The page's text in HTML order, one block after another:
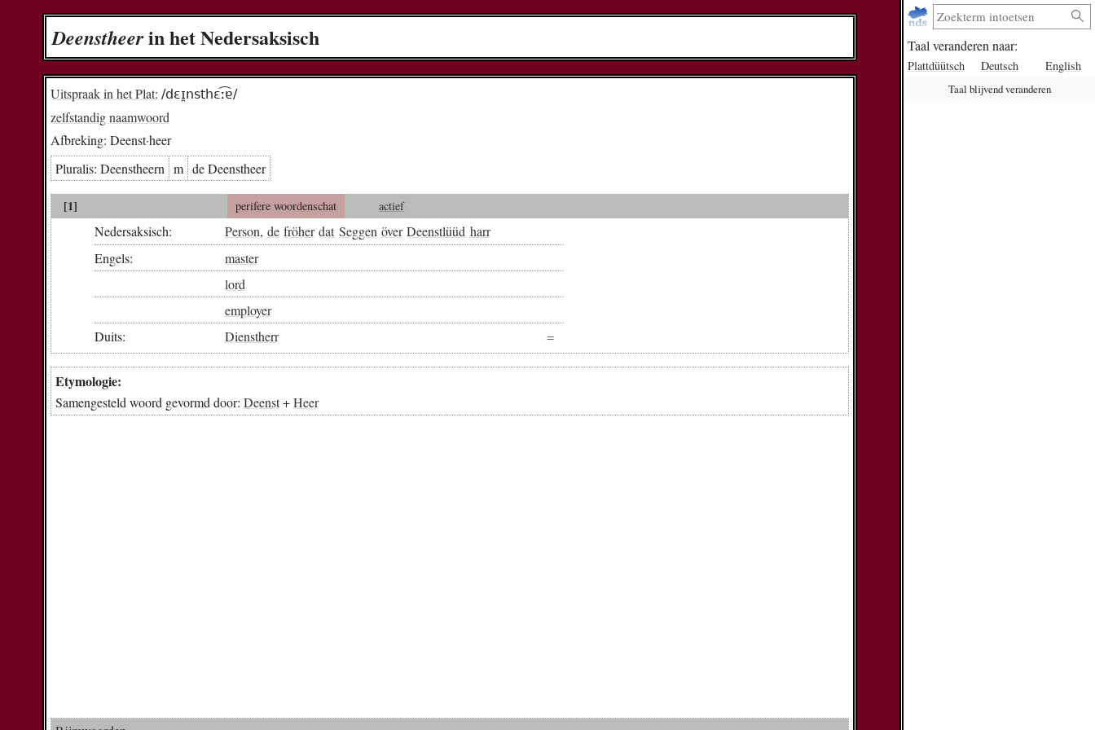
Taal veranderen naar:
Plattdüütsch Deutsch English
Taal blijvend veranderen
Deenst­heerin het Nedersaksisch
Uitspraak in het Plat: /dɛɪ̯nsthɛː͡ɐ/
zelfstandig naamwoord
Afbreking: Deenst·heer
Pluralis: Deenst­heern m de Deenst­heer
[1] perifere woordenschat actief
Nedersaksisch: Person, de fröher dat Seggen över Deenstlüüd harr
Engels:
master
lord
employer
Duits:
Dienstherr
Etymologie:
Samengesteld woord gevormd door: Deenst+Heer